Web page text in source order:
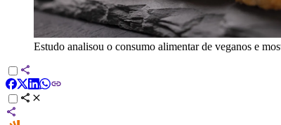
Estudo analisou o consumo alimentar de veganos e